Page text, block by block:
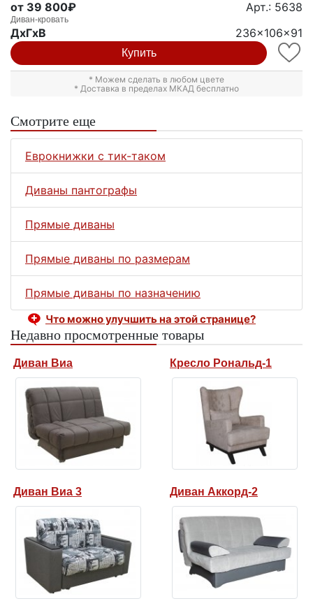
от 39 800₽ Арт.: 5638
Диван-кровать
ДxГxВ 236x106x91
Купить
* Можем сделать в любом цвете
* Доставка в пределах МКАД бесплатно
Смотрите еще
Еврокнижки с тик-таком
Диваны пантографы
Прямые диваны
Прямые диваны по размерам
Прямые диваны по назначению
Что можно улучшить на этой странице?
Недавно просмотренные товары
Диван Виа Кресло Рональд-1
Диван Виа 3 Диван Аккорд-2